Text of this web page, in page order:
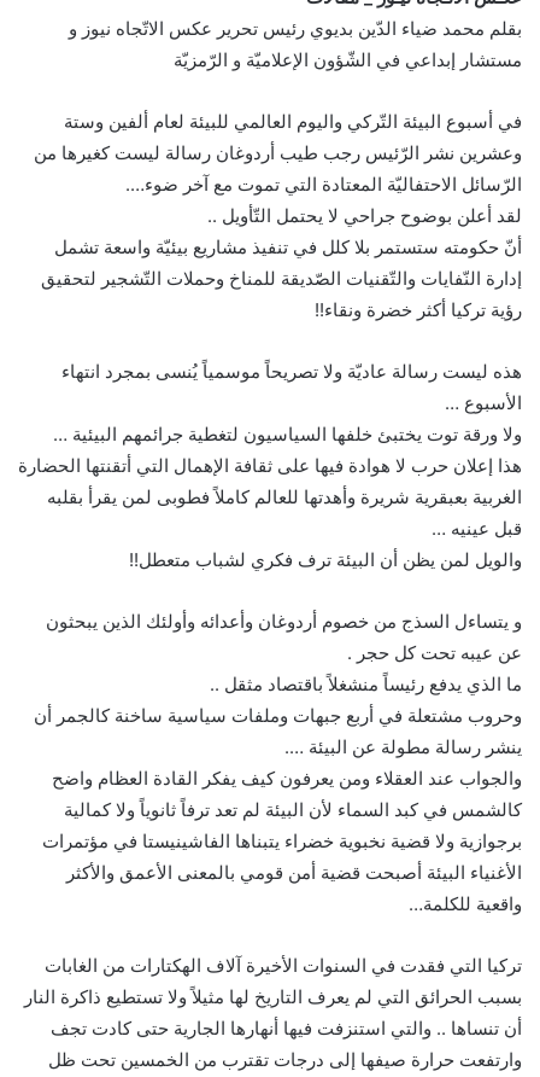
بقلم محمد ضياء الدّين بديوي رئيس تحرير عكس الاتّجاه نيوز و
مستشار إبداعي في الشّؤون الإعلاميّة و الرّمزيّة
في أسبوع البيئة التّركي واليوم العالمي للبيئة لعام ألفين وستة
وعشرين نشر الرّئيس رجب طيب أردوغان رسالة ليست كغيرها من
الرّسائل الاحتفاليّة المعتادة التي تموت مع آخر ضوء….
لقد أعلن بوضوح جراحي لا يحتمل التّأويل ..
أنّ حكومته ستستمر بلا كلل في تنفيذ مشاريع بيئيّة واسعة تشمل
إدارة النّفايات والتّقنيات الصّديقة للمناخ وحملات التّشجير لتحقيق
رؤية تركيا أكثر خضرة ونقاء!!
هذه ليست رسالة عاديّة ولا تصريحاً موسمياً يُنسى بمجرد انتهاء
الأسبوع …
ولا ورقة توت يختبئ خلفها السياسيون لتغطية جرائمهم البيئية …
هذا إعلان حرب لا هوادة فيها على ثقافة الإهمال التي أتقنتها الحضارة
الغربية بعبقرية شريرة وأهدتها للعالم كاملاً فطوبى لمن يقرأ بقلبه
قبل عينيه …
والويل لمن يظن أن البيئة ترف فكري لشباب متعطل!!
و يتساءل السذج من خصوم أردوغان وأعدائه وأولئك الذين يبحثون
عن عيبه تحت كل حجر .
ما الذي يدفع رئيساً منشغلاً باقتصاد مثقل ..
وحروب مشتعلة في أربع جبهات وملفات سياسية ساخنة كالجمر أن
ينشر رسالة مطولة عن البيئة ….
والجواب عند العقلاء ومن يعرفون كيف يفكر القادة العظام واضح
كالشمس في كبد السماء لأن البيئة لم تعد ترفاً ثانوياً ولا كمالية
برجوازية ولا قضية نخبوية خضراء يتبناها الفاشينيستا في مؤتمرات
الأغنياء البيئة أصبحت قضية أمن قومي بالمعنى الأعمق والأكثر
واقعية للكلمة…
تركيا التي فقدت في السنوات الأخيرة آلاف الهكتارات من الغابات
بسبب الحرائق التي لم يعرف التاريخ لها مثيلاً ولا تستطيع ذاكرة النار
أن تنساها .. والتي استنزفت فيها أنهارها الجارية حتى كادت تجف
وارتفعت حرارة صيفها إلى درجات تقترب من الخمسين تحت ظل